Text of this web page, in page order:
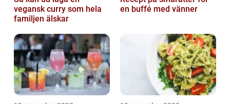
vegansk curry som hela
familjen älskar
en buffé med vänner